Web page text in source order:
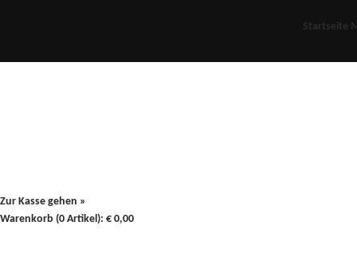
Startseite
Zur Kasse gehen »
Warenkorb (0 Artikel): € 0,00